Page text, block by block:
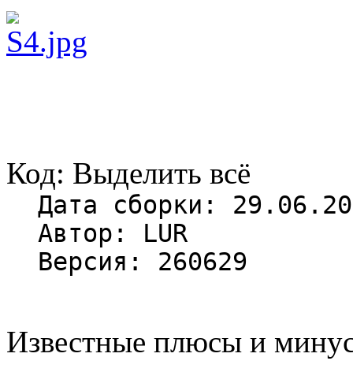
Код: Выделить всё
Дата сборки:
Автор: LUR
Версия: 260629
Известные плюсы и